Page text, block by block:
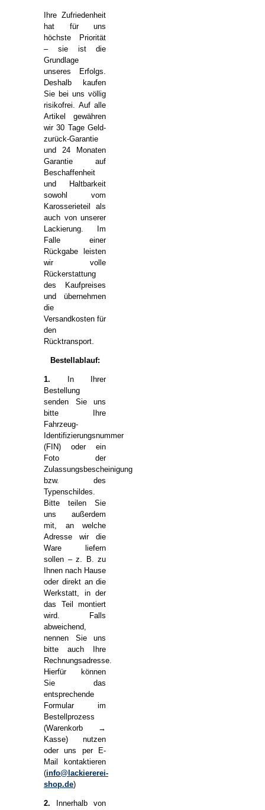
Ihre Zufriedenheit
hat für uns
höchste Priorität
– sie ist die
Grundlage
unseres Erfolgs.
Deshalb kaufen
Sie bei uns völlig
risikofrei. Auf alle
Artikel gewähren
wir 30 Tage Geld-
zurück-Garantie
und 24 Monaten
Garantie auf
Beschaffenheit
und Haltbarkeit
sowohl vom
Karosserieteil als
auch von unserer
Lackierung. Im
Falle einer
Rückgabe leisten
wir volle
Rückerstattung
des Kaufpreises
und übernehmen
die
Versandkosten für
den
Rücktransport.
Bestellablauf:
1. In Ihrer
Bestellung
senden Sie uns
bitte Ihre
Fahrzeug-
Identifizierungsnummer
(FIN) oder ein
Foto der
Zulassungsbescheinigung
bzw. des
Typenschildes.
Bitte teilen Sie
uns außerdem
mit, an welche
Adresse wir die
Ware liefern
sollen – z. B. zu
Ihnen nach Hause
oder direkt an die
Werkstatt, in der
das Teil montiert
wird. Falls
abweichend,
nennen Sie uns
bitte auch Ihre
Rechnungsadresse.
Hierfür können
Sie das
entsprechende
Formular im
Bestellprozess
(Warenkorb →
Kasse) nutzen
oder uns per E-
Mail kontaktieren
(info@lackiererei-
shop.de)
2. Innerhalb von